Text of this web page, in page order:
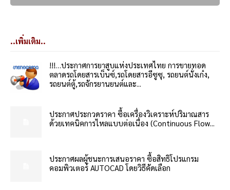
..เพิ่มเติม..
!!!…ประกาศการยาสูบแห่งประเทศไทย การขายทอด
ตลาดรถโดยสารเบ็นซ์,รถโดยสารอีซูซุ, รถยนต์นั่งเก๋ง,
รถยนต์ตู้,รถจักรยานยนต์และ...
ประกาศประกวดราคา ซื้อเครื่องวิเคราะห์ปริมาณสาร
ด้วยเทคนิคการไหลแบบต่อเนื่อง (Continuous Flow...
ประกาศผลผู้ชนะการเสนอราคา ซื้อสิทธิโปรแกรม
คอมพิวเตอร์ AUTOCAD โดยวิธีคัดเลือก